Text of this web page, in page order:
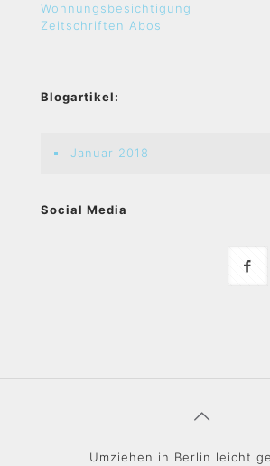
Wohnungsbesichtigung
Zeitschriften Abos
Blogartikel:
Januar 2018
Social Media
Umziehen in Berlin leicht